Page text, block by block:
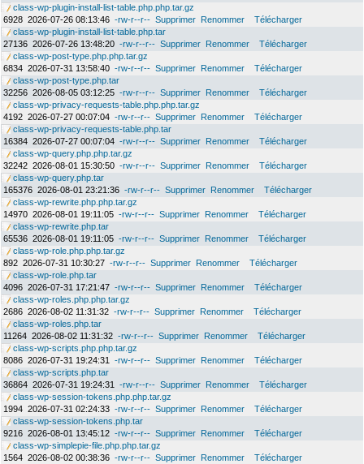
class-wp-plugin-install-list-table.php.php.tar.gz
6928 2026-07-26 08:13:46 -rw-r--r-- Supprimer Renommer
Télécharger
class-wp-plugin-install-list-table.php.tar
27136 2026-07-26 13:48:20 -rw-r--r-- Supprimer Renommer
Télécharger
class-wp-post-type.php.php.tar.gz
6834 2026-07-31 13:58:40 -rw-r--r-- Supprimer Renommer
Télécharger
class-wp-post-type.php.tar
32256 2026-08-05 03:12:25 -rw-r--r-- Supprimer Renommer
Télécharger
class-wp-privacy-requests-table.php.php.tar.gz
4192 2026-07-27 00:07:04 -rw-r--r-- Supprimer Renommer
Télécharger
class-wp-privacy-requests-table.php.tar
16384 2026-07-27 00:07:04 -rw-r--r-- Supprimer Renommer
Télécharger
class-wp-query.php.php.tar.gz
32242 2026-08-01 15:30:50 -rw-r--r-- Supprimer Renommer
Télécharger
class-wp-query.php.tar
165376 2026-08-01 23:21:36 -rw-r--r-- Supprimer Renommer
Télécharger
class-wp-rewrite.php.php.tar.gz
14970 2026-08-01 19:11:05 -rw-r--r-- Supprimer Renommer
Télécharger
class-wp-rewrite.php.tar
65536 2026-08-01 19:11:05 -rw-r--r-- Supprimer Renommer
Télécharger
class-wp-role.php.php.tar.gz
892 2026-07-31 10:30:27 -rw-r--r-- Supprimer Renommer
Télécharger
class-wp-role.php.tar
4096 2026-07-31 17:21:47 -rw-r--r-- Supprimer Renommer
Télécharger
class-wp-roles.php.php.tar.gz
2686 2026-08-02 11:31:32 -rw-r--r-- Supprimer Renommer
Télécharger
class-wp-roles.php.tar
11264 2026-08-02 11:31:32 -rw-r--r-- Supprimer Renommer
Télécharger
class-wp-scripts.php.php.tar.gz
8086 2026-07-31 19:24:31 -rw-r--r-- Supprimer Renommer
Télécharger
class-wp-scripts.php.tar
36864 2026-07-31 19:24:31 -rw-r--r-- Supprimer Renommer
Télécharger
class-wp-session-tokens.php.php.tar.gz
1994 2026-07-31 02:24:33 -rw-r--r-- Supprimer Renommer
Télécharger
class-wp-session-tokens.php.tar
9216 2026-08-01 13:45:12 -rw-r--r-- Supprimer Renommer
Télécharger
class-wp-simplepie-file.php.php.tar.gz
1564 2026-08-02 00:38:36 -rw-r--r-- Supprimer Renommer Télécharger